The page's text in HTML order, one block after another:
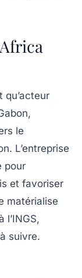
qu’acteur
le
L’entreprise
pour
et favoriser
matérialise
l’INGS,
suivre.